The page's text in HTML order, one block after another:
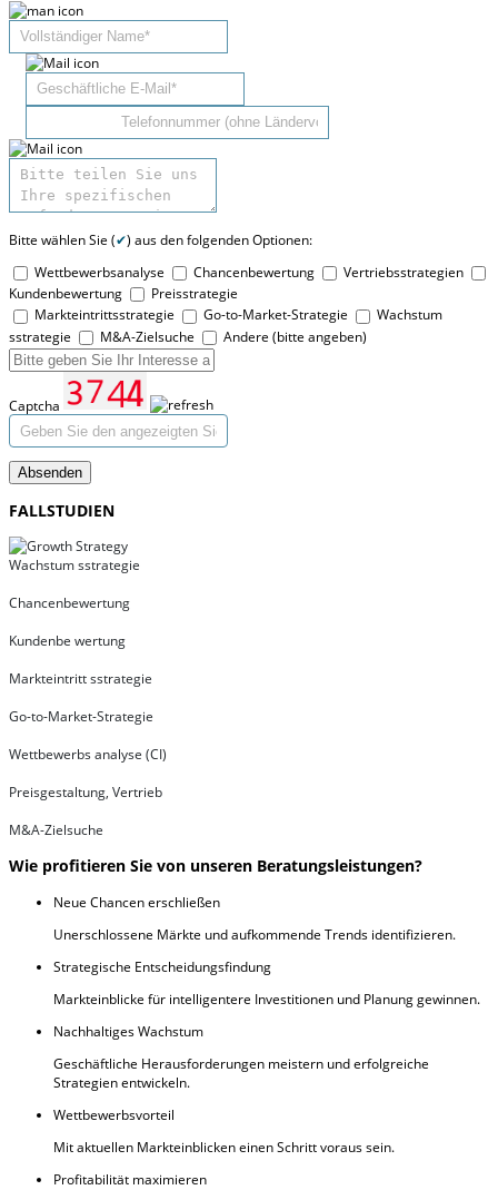
Bitte wählen Sie (✔) aus den folgenden Optionen:
Wettbewerbsanalyse
Chancenbewertung
Vertriebsstrategien
Kundenbewertung
Preisstrategie
Markteintrittsstrategie
Go-to-Market-Strategie
Wachstum
sstrategie
M&A-Zielsuche Andere (bitte angeben)
Captcha
Absenden
FALLSTUDIEN
Wachstum sstrategie
Chancenbewertung
Kundenbe wertung
Markteintritt sstrategie
Go-to-Market-Strategie
Wettbewerbs analyse (CI)
Preisgestaltung, Vertrieb
M&A-Zielsuche
Wie profitieren Sie von unseren Beratungsleistungen?
Neue Chancen erschließen
Unerschlossene Märkte und aufkommende Trends identifizieren.
Strategische Entscheidungsfindung
Markteinblicke für intelligentere Investitionen und Planung gewinnen.
Nachhaltiges Wachstum
Geschäftliche Herausforderungen meistern und erfolgreiche
Strategien entwickeln.
Wettbewerbsvorteil
Mit aktuellen Markteinblicken einen Schritt voraus sein.
Profitabilität maximieren